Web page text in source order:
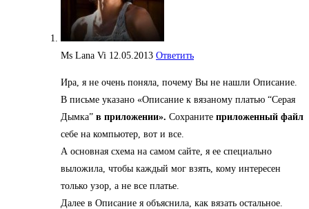
Ms Lana Vi 12.05.2013 Ответить
Ира, я не очень поняла, почему Вы не нашли Описание.
В письме указано «Описание к вязаному платью “Серая
Дымка” в приложении». Сохраните приложенный файл
себе на компьютер, вот и все.
А основная схема на самом сайте, я ее специально
выложила, чтобы каждый мог взять, кому интересен
только узор, а не все платье.
Далее в Описание я объяснила, как вязать остальное.